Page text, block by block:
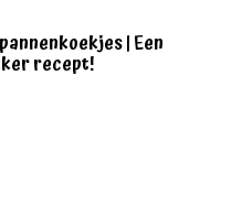
| Een
recept!